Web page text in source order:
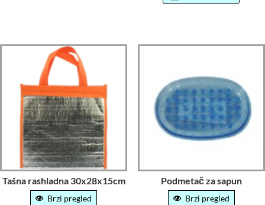
Tašna rashladna 30x28x15cm
Brzi pregled
Podmetač za sapun
Brzi pregled